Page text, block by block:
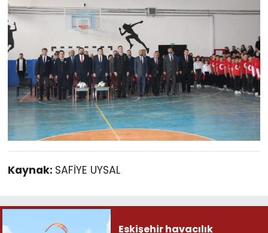
Kaynak: SAFİYE UYSAL
Eskişehir havacılık